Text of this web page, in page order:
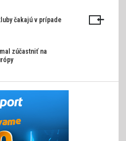
čakajú v prípade
zúčastniť na